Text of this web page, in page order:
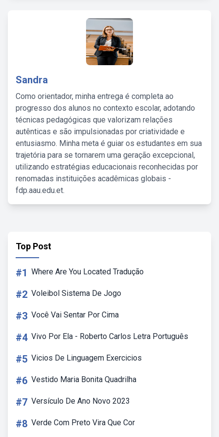
Sandra
Como orientador, minha entrega é completa ao
progresso dos alunos no contexto escolar, adotando
técnicas pedagógicas que valorizam relações
autênticas e são impulsionadas por criatividade e
entusiasmo. Minha meta é guiar os estudantes em sua
trajetória para se tornarem uma geração excepcional,
utilizando estratégias educacionais reconhecidas por
renomadas instituições acadêmicas globais -
fdp.aau.edu.et.
Top Post
#1 Where Are You Located Tradução
#2 Voleibol Sistema De Jogo
#3 Você Vai Sentar Por Cima
#4 Vivo Por Ela - Roberto Carlos Letra Português
#5 Vicios De Linguagem Exercicios
#6 Vestido Maria Bonita Quadrilha
#7 Versículo De Ano Novo 2023
#8 Verde Com Preto Vira Que Cor